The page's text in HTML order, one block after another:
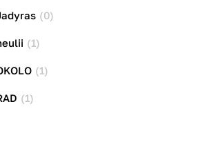
(0)
(1)
(1)
(1)